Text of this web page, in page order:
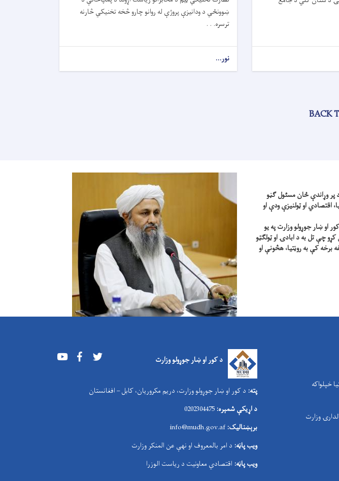
ښوونځي د ودانیزې پروژې له روانو چارو څخه تخنیکي څارنه
ترسره. . .
نور...
BACK
وړاندې ځان مسئول ګڼو
اقتصادي او ټولنیزې ودې او
او ښار جوړولو وزارت په یو
چې تل به د ابادۍ او ټولګټو
برخه کې به روڼتیا، هڅونې او
خپلواکه
وزارت
د کور او ښار جوړولو وزارت Youtube Facebook
پته: د کور او ښار جوړولو وزارت، دریم مکروریان، کابل – افغانستان
د اړیکې شمېره:
برېښنالیک:
info@mudh.gov.af
ویب پاڼه: د امر بالمعروف او نهې عن المنکر وزارت
ویب پاڼه: اقتصادي معاونیت د ریاست الوزرا